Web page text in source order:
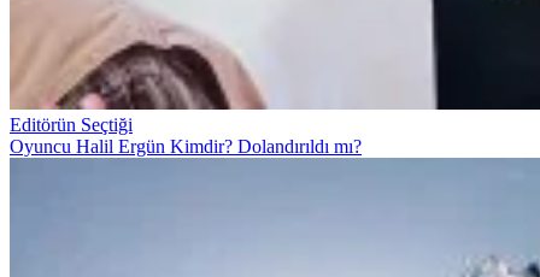
Editörün Seçtiği
Oyuncu Halil Ergün Kimdir? Dolandırıldı mı?